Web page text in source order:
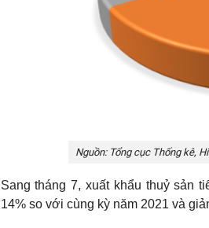
Nguồn: Tổng cục Thống kê,
Sang tháng 7, xuất khẩu thuỷ sản
14% so với cùng kỳ năm 2021 và